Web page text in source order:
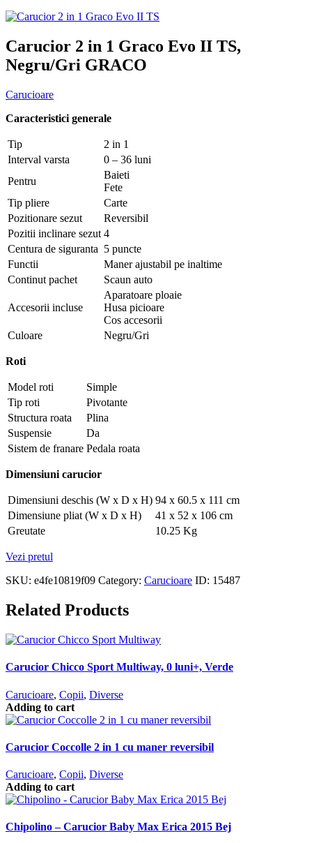
Carucior 2 in 1 Graco Evo II TS,
Negru/Gri GRACO
Carucioare
Caracteristici generale
Tip
2 in 1
Interval varsta
0 – 36 luni
Pentru
Baieti
Fete
Tip pliere
Carte
Pozitionare sezut
Reversibil
Pozitii inclinare sezut 4
Centura de siguranta 5 puncte
Functii
Maner ajustabil pe inaltime
Continut pachet
Scaun auto
Accesorii incluse
Aparatoare ploaie
Husa picioare
Cos accesorii
Culoare
Negru/Gri
Roti
Model roti
Simple
Tip roti
Pivotante
Structura roata
Plina
Suspensie
Da
Sistem de franare Pedala roata
Dimensiuni carucior
Dimensiuni deschis (W x D x H) 94 x 60.5 x 111 cm
Dimensiune pliat (W x D x H)
41 x 52 x 106 cm
Greutate
10.25 Kg
Vezi pretul
SKU: e4fe10819f09 Category: Carucioare ID: 15487
Related Products
Carucior Chicco Sport Multiway, 0 luni+, Verde
Carucioare, Copii, Diverse
Adding to cart
Carucior Coccolle 2 in 1 cu maner reversibil
Carucioare, Copii, Diverse
Adding to cart
Chipolino – Carucior Baby Max Erica 2015 Bej